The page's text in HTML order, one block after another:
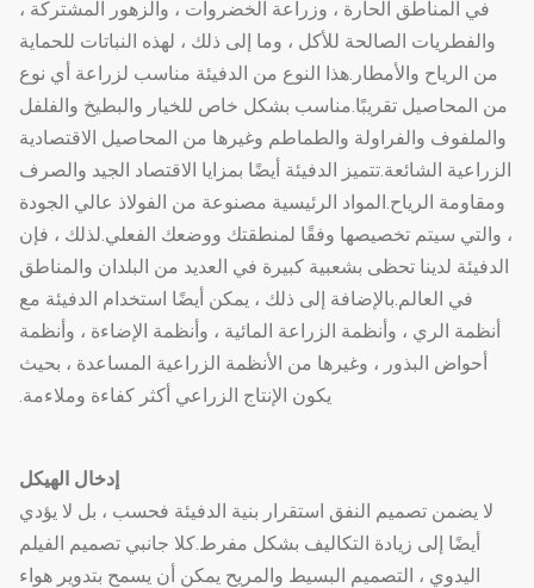
في المناطق الحارة ، وزراعة الخضروات ، والزهور المشتركة ،
والفطريات الصالحة للأكل ، وما إلى ذلك ، لهذه النباتات للحماية
من الرياح والأمطار.هذا النوع من الدفيئة مناسب لزراعة أي نوع
من المحاصيل تقريبًا.مناسب بشكل خاص للخيار والبطيخ والفلفل
والملفوف والفراولة والطماطم وغيرها من المحاصيل الاقتصادية
الزراعية الشائعة.تتميز الدفيئة أيضًا بمزايا الاقتصاد الجيد والصرف
ومقاومة الرياح.المواد الرئيسية مصنوعة من الفولاذ عالي الجودة
، والتي سيتم تخصيصها وفقًا لمنطقتك ووضعك الفعلي.لذلك ، فإن
الدفيئة لدينا تحظى بشعبية كبيرة في العديد من البلدان والمناطق
في العالم.بالإضافة إلى ذلك ، يمكن أيضًا استخدام الدفيئة مع
أنظمة الري ، وأنظمة الزراعة المائية ، وأنظمة الإضاءة ، وأنظمة
أحواض البذور ، وغيرها من الأنظمة الزراعية المساعدة ، بحيث
يكون الإنتاج الزراعي أكثر كفاءة وملاءمة.
إدخال الهيكل
لا يضمن تصميم النفق استقرار بنية الدفيئة فحسب ، بل لا يؤدي
أيضًا إلى زيادة التكاليف بشكل مفرط.كلا جانبي تصميم الفيلم
اليدوي ، التصميم البسيط والمريح يمكن أن يسمح بتدوير هواء